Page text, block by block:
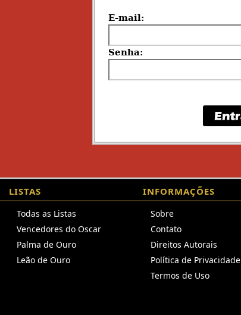
E-mail:
Senha:
LISTAS
Todas as Listas
Vencedores do Oscar
Palma de Ouro
Leão de Ouro
INFORMAÇÕES
Sobre
Contato
Direitos Autorais
Política de Privacidade
Termos de Uso